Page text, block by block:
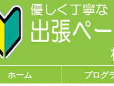
ホーム プログ